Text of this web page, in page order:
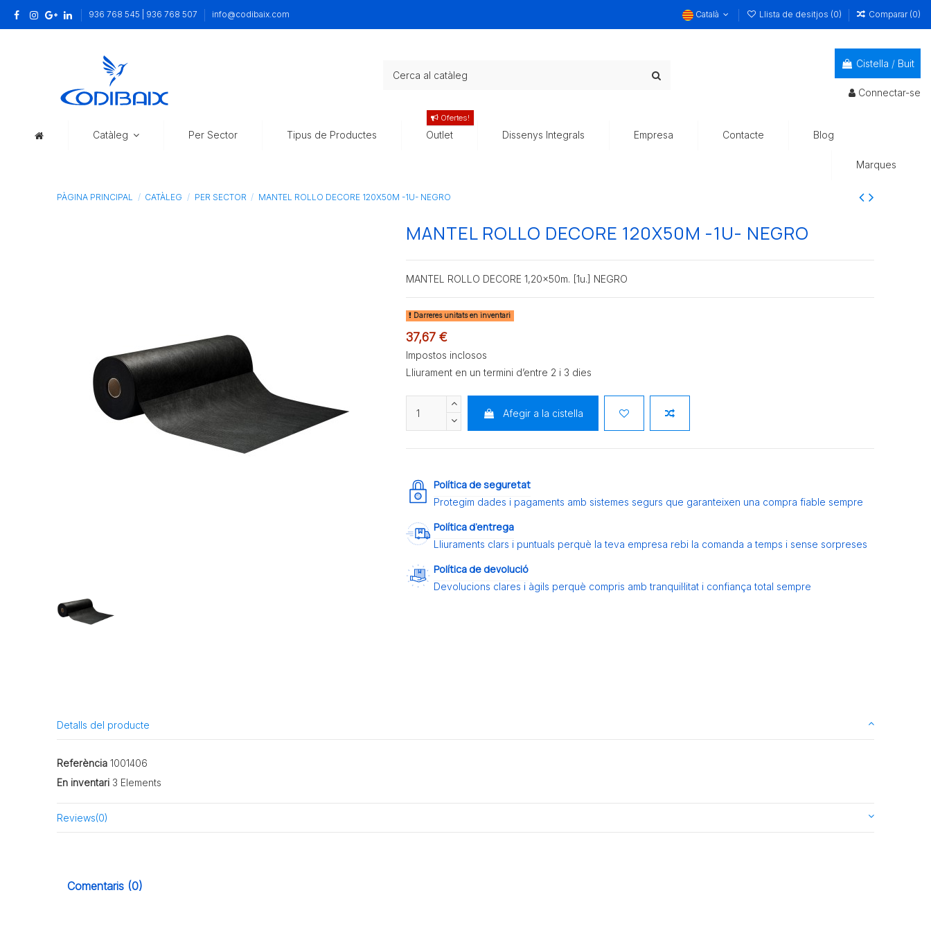
936 768 545 | 936 768 507 info@codibaix.com Català Llista de desitjos (0) Comparar (0)
Cistella / Buit
Connectar-se
Catàleg Per Sector Tipus de Productes Outlet
Ofertes!
Dissenys Integrals Empresa Contacte Blog
Marques
PÀGINA PRINCIPAL CATÀLEG PER SECTOR MANTEL ROLLO DECORE 120X50M -1U- NEGRO
MANTEL ROLLO DECORE 120X50M -1U- NEGRO
MANTEL ROLLO DECORE 1,20x50m. [1u.] NEGRO
Darreres unitats en inventari
37,67 €
Impostos inclosos
Lliurament en un termini d’entre 2 i 3 dies
Afegir a la cistella
Política de seguretat
Protegim dades i pagaments amb sistemes segurs que garanteixen una compra fiable sempre
Política d’entrega
Lliuraments clars i puntuals perquè la teva empresa rebi la comanda a temps i sense sorpreses
Política de devolució
Devolucions clares i àgils perquè compris amb tranquil·litat i confiança total sempre
Detalls del producte
Referència 1001406
En inventari 3 Elements
Reviews(0)
Comentaris (0)